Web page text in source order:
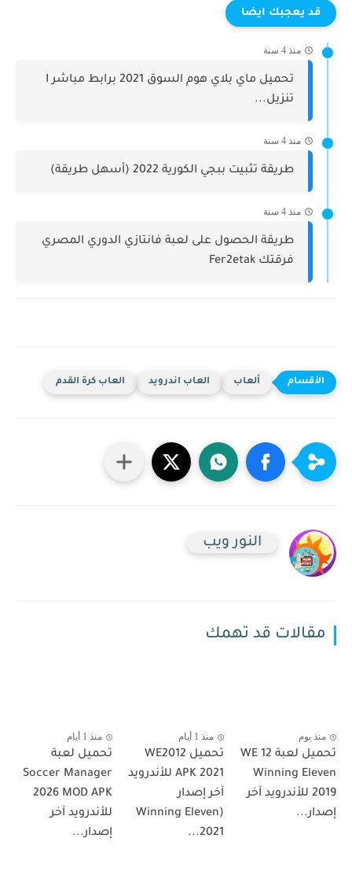
قد يعجبك ايضا
منذ 4 سنة
تحميل ماي بلاي هوم السوق 2021 برابط مباشر I
تنزيل...
منذ 4 سنة
طريقة تثبيت ببجي الكورية 2022 (أسهل طريقة)
منذ 4 سنة
طريقة الحصول على لعبة فانتازي الدوري المصري
فرقتك Fer2etak‏
ألعاب العاب اندرويد العاب كرة القدم
النور ويب
مقالات قد تهمك
منذ يوم
تحميل لعبة WE 12
Winning Eleven
2019 للأندرويد آخر
إصدار...
منذ 1 أيام
تحميل WE2012
APK 2021 للأندرويد
آخر إصدار
(Winning Eleven
2021...
منذ 1 أيام
تحميل لعبة
Soccer Manager
2026 MOD APK
للأندرويد آخر
إصدار...